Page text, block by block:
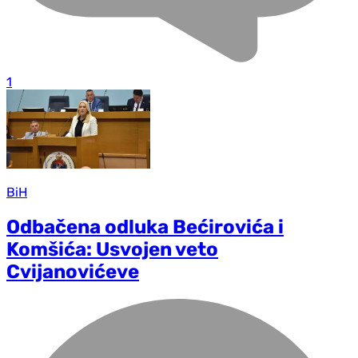
1
BiH
Odbačena odluka Bećirovića i
Komšića: Usvojen veto
Cvijanovićeve